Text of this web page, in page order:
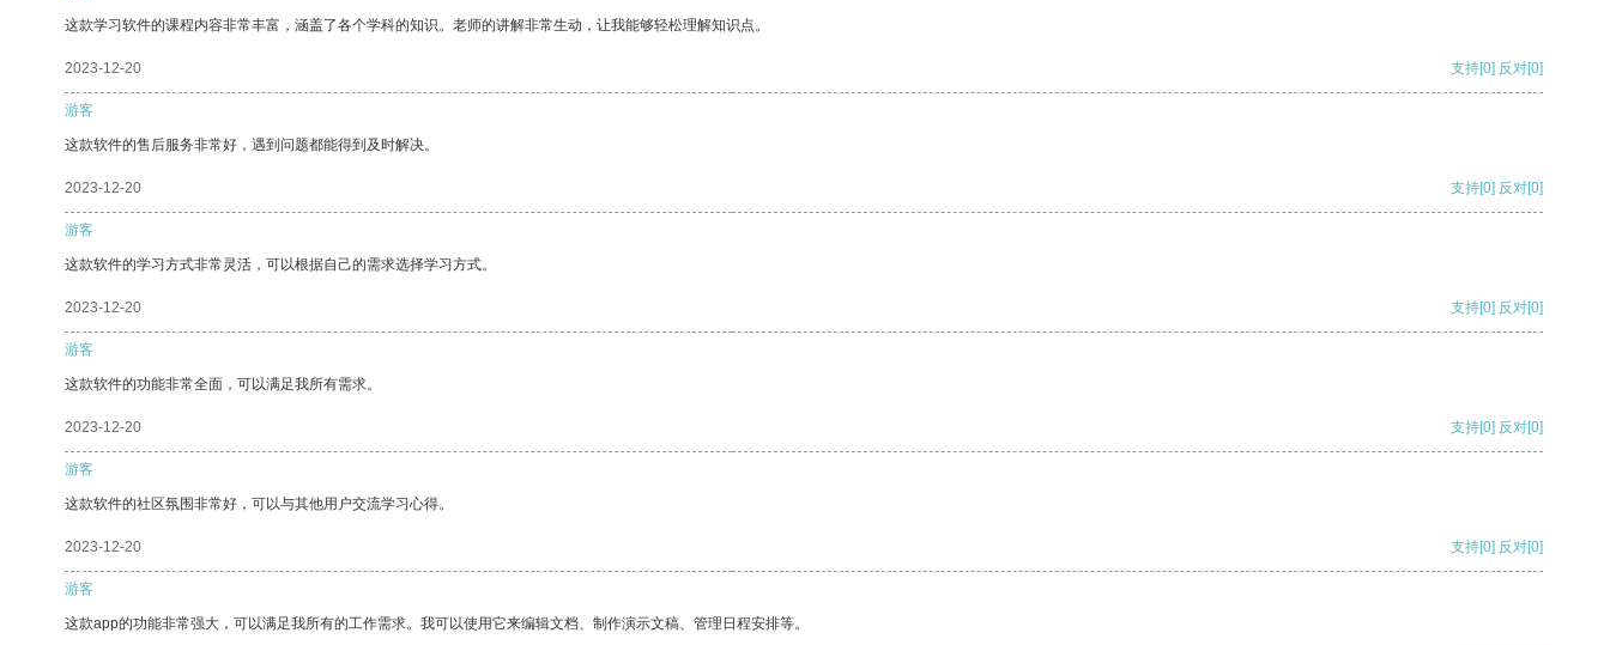
这款学习软件的课程内容非常丰富，涵盖了各个学科的知识。老师的讲解非常生动，让我能够轻松理解知识点。
2023-12-20 支持[0] 反对[0]
游客
这款软件的售后服务非常好，遇到问题都能得到及时解决。
2023-12-20 支持[0] 反对[0]
游客
这款软件的学习方式非常灵活，可以根据自己的需求选择学习方式。
2023-12-20 支持[0] 反对[0]
游客
这款软件的功能非常全面，可以满足我所有需求。
2023-12-20 支持[0] 反对[0]
游客
这款软件的社区氛围非常好，可以与其他用户交流学习心得。
2023-12-20 支持[0] 反对[0]
游客
这款app的功能非常强大，可以满足我所有的工作需求。我可以使用它来编辑文档、制作演示文稿、管理日程安排等。